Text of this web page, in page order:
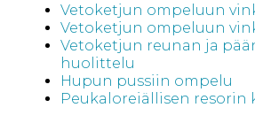
Vetoketjun ompeluun
Vetoketjun ompeluun
Vetoketjun reunan ja
huolittelu
Hupun pussiin ompelu
Peukaloreiällisen resorin